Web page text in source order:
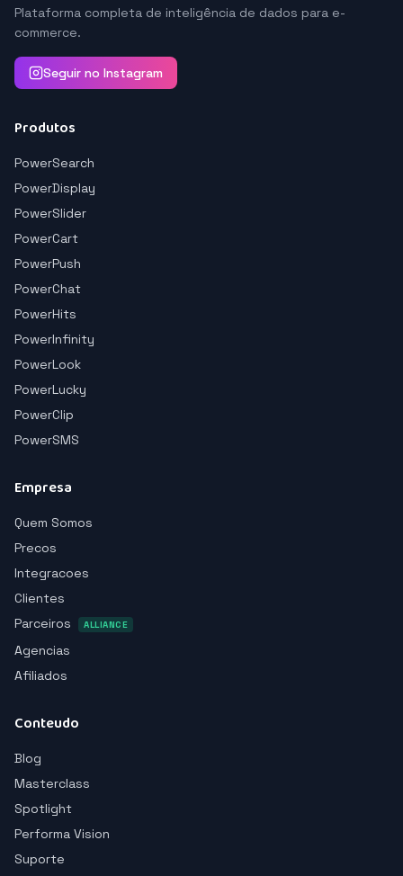
Plataforma completa de inteligência de dados para e-
commerce.
Seguir no Instagram
Produtos
PowerSearch
PowerDisplay
PowerSlider
PowerCart
PowerPush
PowerChat
PowerHits
PowerInfinity
PowerLook
PowerLucky
PowerClip
PowerSMS
Empresa
Quem Somos
Precos
Integracoes
Clientes
Parceiros
ALLIANCE
Agencias
Afiliados
Conteudo
Blog
Masterclass
Spotlight
Performa Vision
Suporte